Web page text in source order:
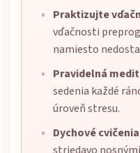
Praktizujte
vďačnosti
namiesto
Pravidelná
sedenia každé
úroveň stresu.
Dychové